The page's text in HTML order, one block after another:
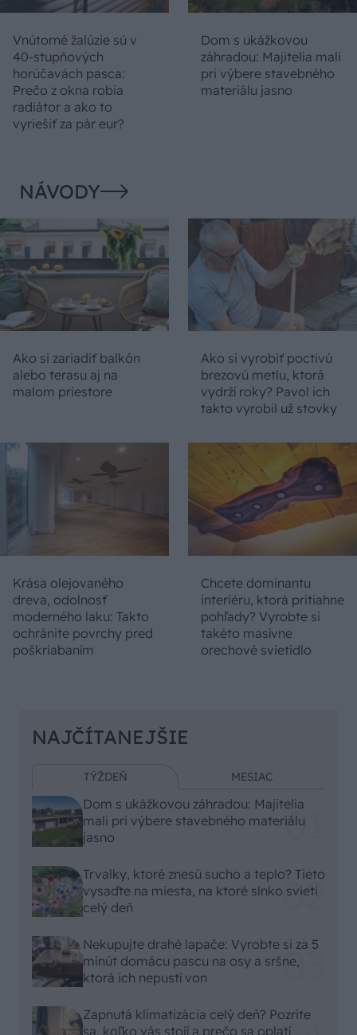
Vnútorné žalúzie sú v
40-stupňových
horúčavách pasca:
Prečo z okna robia
radiátor a ako to
vyriešiť za pár eur?
Dom s ukážkovou
záhradou: Majitelia mali
pri výbere stavebného
materiálu jasno
NÁVODY
Ako si zariadiť balkón
alebo terasu aj na
malom priestore
Ako si vyrobiť poctivú
brezovú metlu, ktorá
vydrží roky? Pavol ich
takto vyrobil už stovky
Krása olejovaného
dreva, odolnosť
moderného laku: Takto
ochránite povrchy pred
poškriabaním
Chcete dominantu
interiéru, ktorá pritiahne
pohľady? Vyrobte si
takéto masívne
orechové svietidlo
NAJČÍTANEJŠIE
TÝŽDEŇ MESIAC
Dom s ukážkovou záhradou: Majitelia
mali pri výbere stavebného materiálu
jasno
Trvalky, ktoré znesú sucho a teplo? Tieto
vysaďte na miesta, na ktoré slnko svieti
celý deň
Nekupujte drahé lapače: Vyrobte si za 5
minút domácu pascu na osy a sršne,
ktorá ich nepustí von
Zapnutá klimatizácia celý deň? Pozrite
sa, koľko vás stojí a prečo sa oplatí